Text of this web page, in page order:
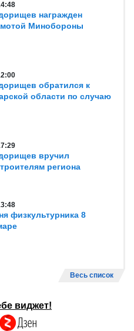
награжден
Минобороны
обратился к
области по случаю
вручил
региона
физкультурника 8
Весь список
виджет!